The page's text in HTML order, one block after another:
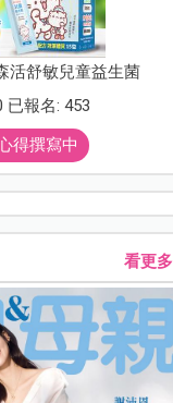
活舒敏兒童益生菌
已報名: 453
得撰寫中
看更多